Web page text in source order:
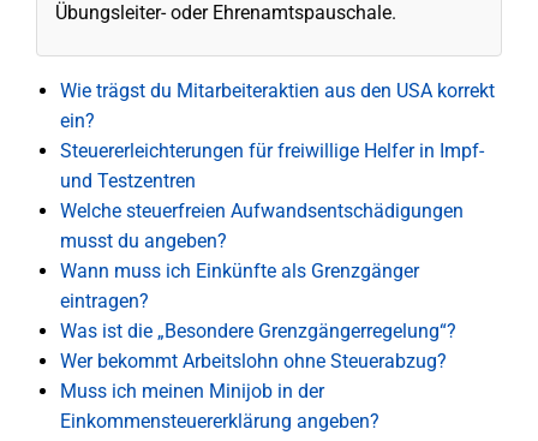
Übungsleiter- oder Ehrenamtspauschale.
Wie trägst du Mitarbeiteraktien aus den USA korrekt
ein?
Steuererleichterungen für freiwillige Helfer in Impf-
und Testzentren
Welche steuerfreien Aufwandsentschädigungen
musst du angeben?
Wann muss ich Einkünfte als Grenzgänger
eintragen?
Was ist die „Besondere Grenzgängerregelung“?
Wer bekommt Arbeitslohn ohne Steuerabzug?
Muss ich meinen Minijob in der
Einkommensteuererklärung angeben?